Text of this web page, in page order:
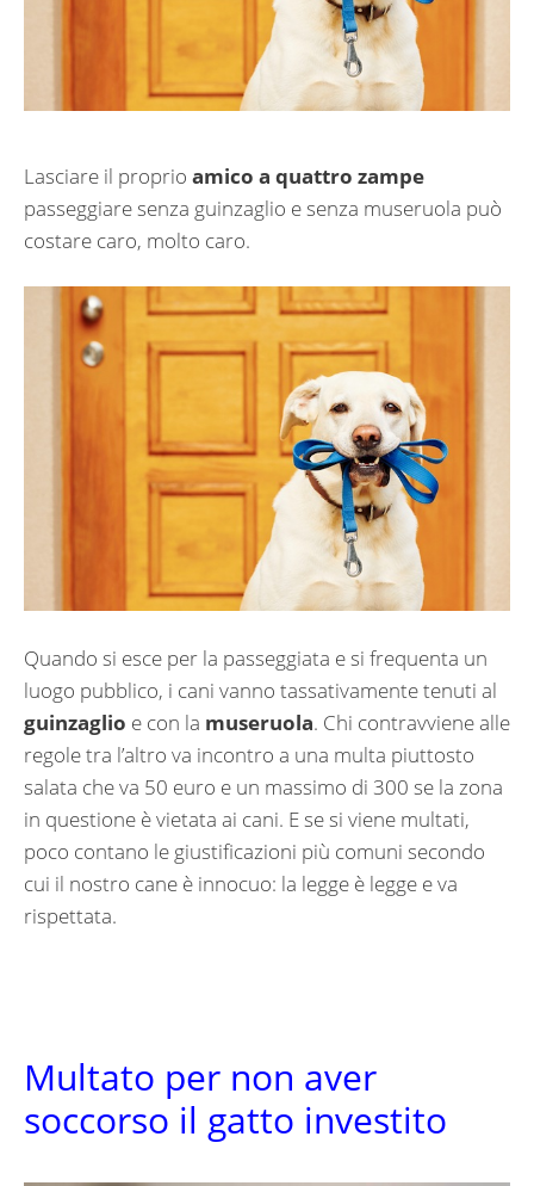
Lasciare il proprio amico a quattro zampe
passeggiare senza guinzaglio e senza museruola può
costare caro, molto caro.
Quando si esce per la passeggiata e si frequenta un
luogo pubblico, i cani vanno tassativamente tenuti al
guinzaglio e con la museruola. Chi contravviene alle
regole tra l’altro va incontro a una multa piuttosto
salata che va 50 euro e un massimo di 300 se la zona
in questione è vietata ai cani. E se si viene multati,
poco contano le giustificazioni più comuni secondo
cui il nostro cane è innocuo: la legge è legge e va
rispettata.
Multato per non aver
soccorso il gatto investito